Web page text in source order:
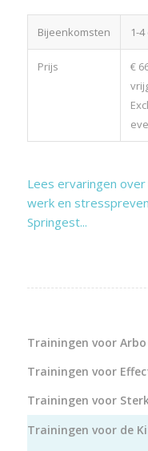
Bijeenkomsten 1-
Prijs
€
Lees ervaringen
werk en
Springest...
Trainingen voor
Trainingen voor
Trainingen voor
Trainingen voor de